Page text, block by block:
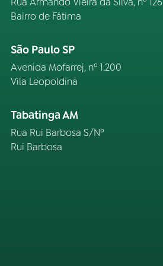
Bairro de Fátima
São Paulo SP
Avenida Mofarrej, nº 1.200
Vila Leopoldina
Tabatinga AM
Rua Rui Barbosa S/Nº
Rui Barbosa